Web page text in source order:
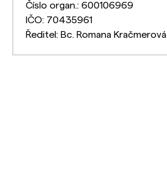
Číslo organ.: 600106969
IČO: 70435961
Ředitel: Bc. Romana Kračmerová